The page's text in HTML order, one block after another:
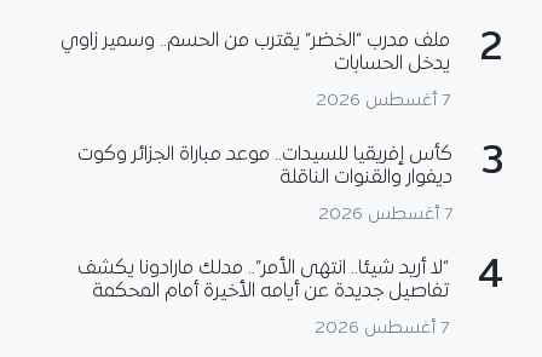
2
ملف مدرب “الخضر” يقترب من الحسم.. وسمير زاوي
يدخل الحسابات
7 أغسطس 2026
3
كأس إفريقيا للسيدات.. موعد مباراة الجزائر وكوت
ديفوار والقنوات الناقلة
7 أغسطس 2026
4
“لا أريد شيئا.. انتهى الأمر”.. مدلك مارادونا يكشف
تفاصيل جديدة عن أيامه الأخيرة أمام المحكمة
7 أغسطس 2026